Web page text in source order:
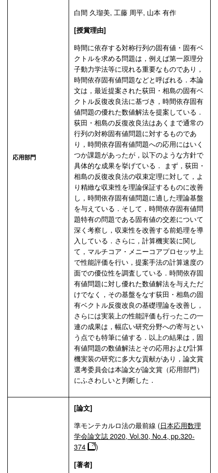
応用部門
白間 久瑠美, 工藤 周平, 山本 有作
[授賞理由]
時間に依存する対称行列の固有値・固有ベ
クトルを求める問題は，例えば第一原理分
子動力学法等に現れる重要なものであり，
時間依存固有値問題などと呼ばれる．本論
文は，最近提案された荻田・相島の固有ベ
クトル反復改良法に基づき，時間依存固有
値問題の優れた数値解法を提案している．
荻田・相島の反復改良法はあくまで通常の
行列の対称固有値問題に対するものであ
り，時間依存固有値問題への応用にはいく
つか課題があったが，以下のような方針で
具体的な成果を挙げている． まず，荻田・
相島の反復改良法の収束定理に対して，よ
り精緻な収束性を理論保証するものに改善
し，時間依存固有値問題に適した理論基盤
を与えている．そして，時間依存固有値問
題特有の問題である固有値の交差について
深く考察し，収束性を改善する前処理を導
入している．さらに，計算機実装に関し
て，マルチコア・メニーコアプロセッサ上
で性能評価を行い，提案手法の計算速度の
面での優位性を調査している．時間依存固
有値問題に対し優れた数値解法を与えただ
けでなく，その基盤をなす荻田・相島の固
有ベクトル反復改良の基礎理論を改善し，
さらには実装上の性能評価も行ったこの一
連の成果は，幅広い研究分野への寄与とい
う点でも特筆に値する．以上の結果は，固
有値問題の数値解法とその応用および計算
機実装の研究に多大な貢献があり，論文賞
選考委員会は本論文が論文賞（応用部門）
にふさわしいと判断した．
[論文]
準モンテカルロ法の最前線 (日本応用数理
学会論文誌 2020, Vol.30, No.4, pp.320-
374
)
[著者]